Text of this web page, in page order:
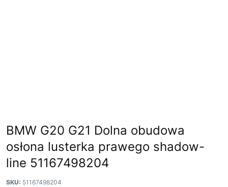
BMW G20 G21 Dolna obudowa
osłona lusterka prawego shadow-
line 51167498204
SKU: 51167498204